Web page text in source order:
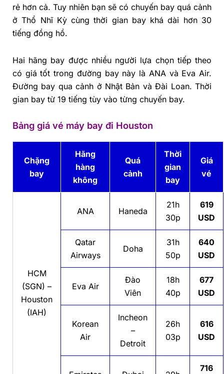
rẻ hơn cả. Tuy nhiên bạn sẽ có chuyến bay quá cảnh
ở Thổ Nhĩ Kỳ cùng thời gian bay khá dài hơn 30
tiếng đồng hồ.
Hai hãng bay được nhiều người lựa chọn tiếp theo
có giá tốt trong đường bay này là ANA và Eva Air.
Đường bay qua cảnh ở Nhật Bản và Đài Loan. Thời
gian bay từ 19 tiếng tùy vào từng chuyến bay.
Bảng giá vé máy bay đi Houston
Chặng
bay
Hãng
hàng
không
Quá
cảnh
Thời
gian
bay
Giá
vé
HCM
(SGN) –
Houston
(IAH)
ANA Haneda
21h
30p
619
USD
Qatar
Airways
Doha
31h
50p
640
USD
Eva Air
Đào
Viên
18h
40p
677
USD
Korean
Air
Incheon
–
Detroit
26h
03p
616
USD
716